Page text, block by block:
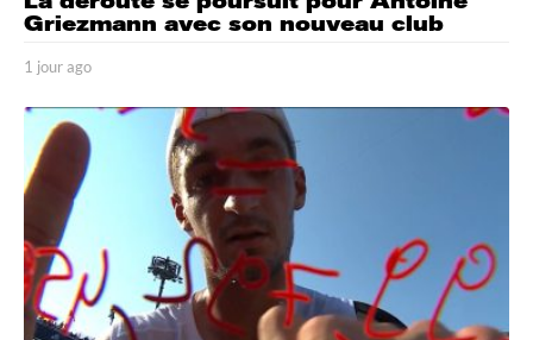
Griezmann avec son nouveau club
1 jour ago
o